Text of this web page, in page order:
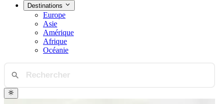
Destinations
Europe
Asie
Amérique
Afrique
Océanie